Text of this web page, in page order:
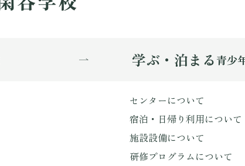
学ぶ・泊まる青少
センターについて
宿泊・日帰り利用について
施設設備について
研修プログラムについて